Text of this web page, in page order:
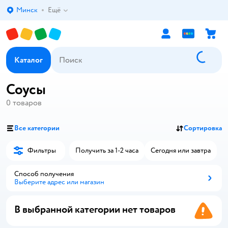
Выбор адреса доставки.
Минск Ещё
Каталог
Соусы
0 товаров
Все категории Сортировка
Фильтры Получить за 1-2 часа Сегодня или завтра
Способ получения
Выберите адрес или магазин
В выбранной категории нет товаров